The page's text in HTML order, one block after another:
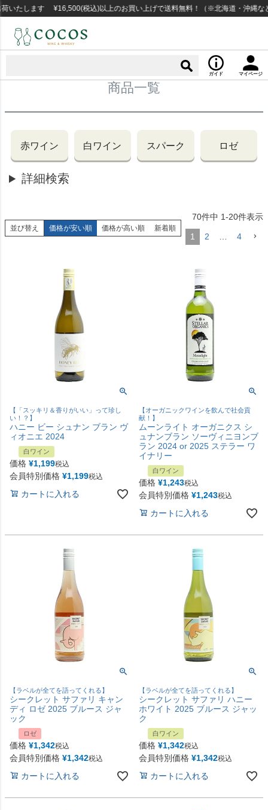
します ¥16,500(税込)以上のお買い上げで送料無料！（※北海道・沖縄など一
ガイド マイページ
商品一覧
赤ワイン 白ワイン スパーク ロゼ
詳細検索
並び替え 価格が安い順 価格が高い順 新着順
70件中 1-20件表示
1 2 … 4
【「スッキリ＆香りがいい」って珍し
い！？】
ハニー ビー シュナン ブラン ヴ
ィオニエ 2024
白ワイン
価格 ¥1,199税込
会員特別価格 ¥1,199税込
カートに入れる
【オーガニックワインを飲んで社会貢
献！】
ムーンライト オーガニクス シ
ュナンブラン ソーヴィニヨンブ
ラン 2024 or 2025 ステラー ワ
イナリー
白ワイン
価格 ¥1,243税込
会員特別価格 ¥1,243税込
カートに入れる
【ラベルが全てを語ってくれる】
シークレット サファリ キャン
ディ ロゼ 2025 ブルース ジャ
ック
ロゼ
価格 ¥1,342税込
会員特別価格 ¥1,342税込
カートに入れる
【ラベルが全てを語ってくれる】
シークレット サファリ ハニー
ホワイト 2025 ブルース ジャッ
ク
白ワイン
価格 ¥1,342税込
会員特別価格 ¥1,342税込
カートに入れる